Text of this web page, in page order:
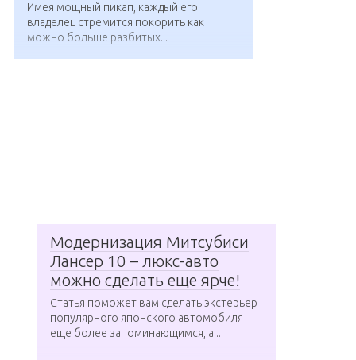
Имея мощный пикап, каждый его
владелец стремится покорить как
можно больше разбитых...
Модернизация Митсубиси
Лансер 10 – люкс-авто
можно сделать еще ярче!
Статья поможет вам сделать экстерьер
популярного японского автомобиля
еще более запоминающимся, а...